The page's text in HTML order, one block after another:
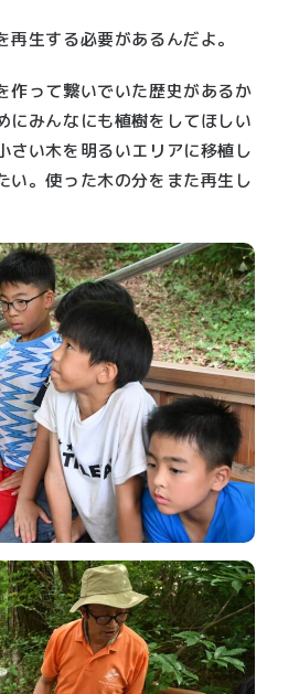
生する必要があるんだよ。
作って繋いでいた歴史があるか
にみんなにも植樹をしてほしい
さい木を明るいエリアに移植し
い。使った木の分をまた再生し